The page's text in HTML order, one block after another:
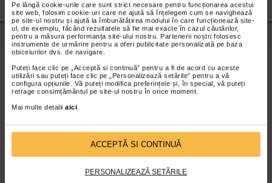
Pe lângă cookie-urile care sunt strict necesare pentru funcționarea acestui
site web, folosim cookie-uri care ne ajută să înțelegem cum se navighează
pe site-ul nostru și ajută la îmbunătățirea modului în care funcționează site-
ul, de exemplu, făcând rezultatele să fie mai exacte în cazul căutărilor,
pentru a măsura performanța site-ului nostru. Partenerii noștri folosesc
instrumente de urmărire pentru a oferi publicitate personalizată pe baza
obiceiurilor dvs. de navigare.
Puteți face clic pe „Acceptă si continuă” pentru a fi de acord cu aceste
utilizări sau puteți face clic pe „Personalizează setările” pentru a vă
configura opțiunile. Vă puteți modifica preferințele și, în special, vă puteți
retrage consimțământul pe site-ul nostru în orice moment.
Mai multe detalii aici
ACCEPTĂ SI CONTINUĂ
PERSONALIZEAZĂ SETĂRILE
Detalii despre produs
Caracteristici ale cadrului metalic, de sprijin pentru
vasul de toaleta:
din aluminiu, este reglabil pe inaltime, in cinci puncte, in functie de
bratelor.
• Inaltime reglabila 67-77 cm
• Latime reglabila: 49-64 cm
• 90 kg este greutatea maxima suportata.
Pentru ce se recomanda cadrul metalic, de sprijin pentru vasul de
toaleta: Ajuta pacientul atunci cand se aseaza sau cand se ridica de